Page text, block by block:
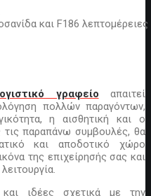
και F186 λεπτομέρειες
γραφείο απαιτεί
πολλών παραγόντων,
η αισθητική και ο
παραπάνω συμβουλές, θα
και αποδοτικό χώρο
της επιχείρησής σας και
ιδέες σχετικά με την